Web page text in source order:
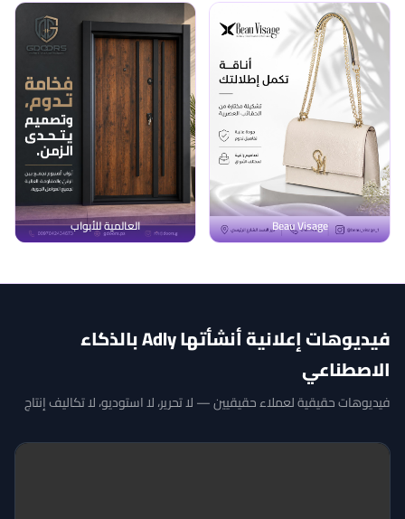
Beau Visage العالمية للأبواب
فيديوهات إعلانية أنشأتها Adly بالذكاء
الاصطناعي
فيديوهات حقيقية لعملاء حقيقيين — لا تحرير، لا استوديو، لا تكاليف إنتاج